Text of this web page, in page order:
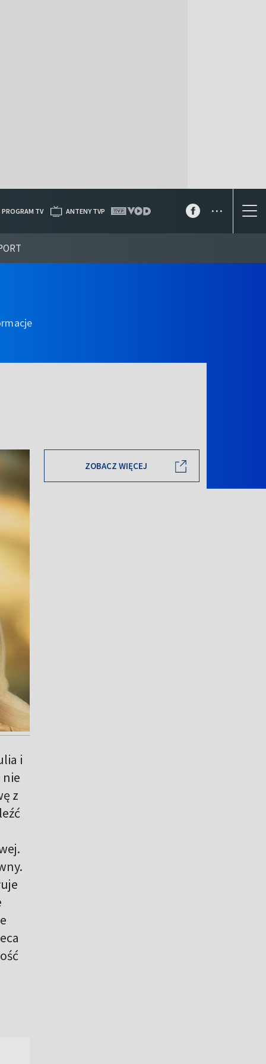
PROGRAM TV ANTENY TVP ...
i
nie
z
ZOBACZ WIĘCEJ